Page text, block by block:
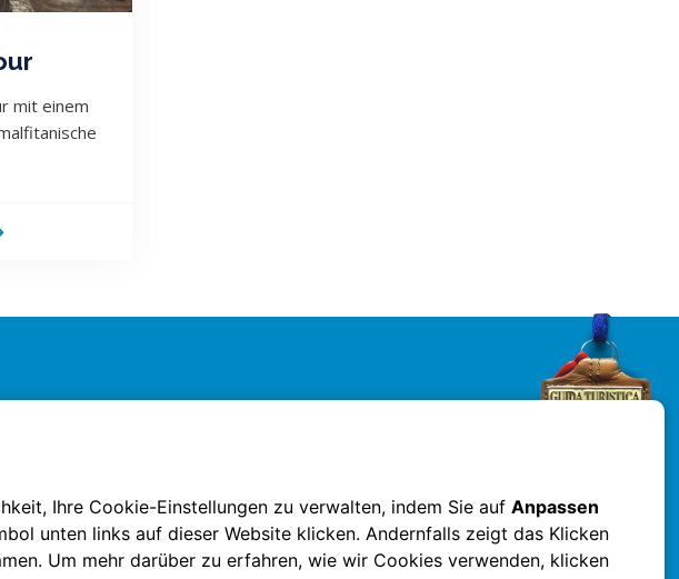
Ihre Cookie-Einstellungen zu verwalten, indem Sie aufAnpassen
unten links auf dieser Website klicken. Andernfalls zeigt das Klicken
Um mehr darüber zu erfahren, wie wir Cookies verwenden, klicken
mit einem